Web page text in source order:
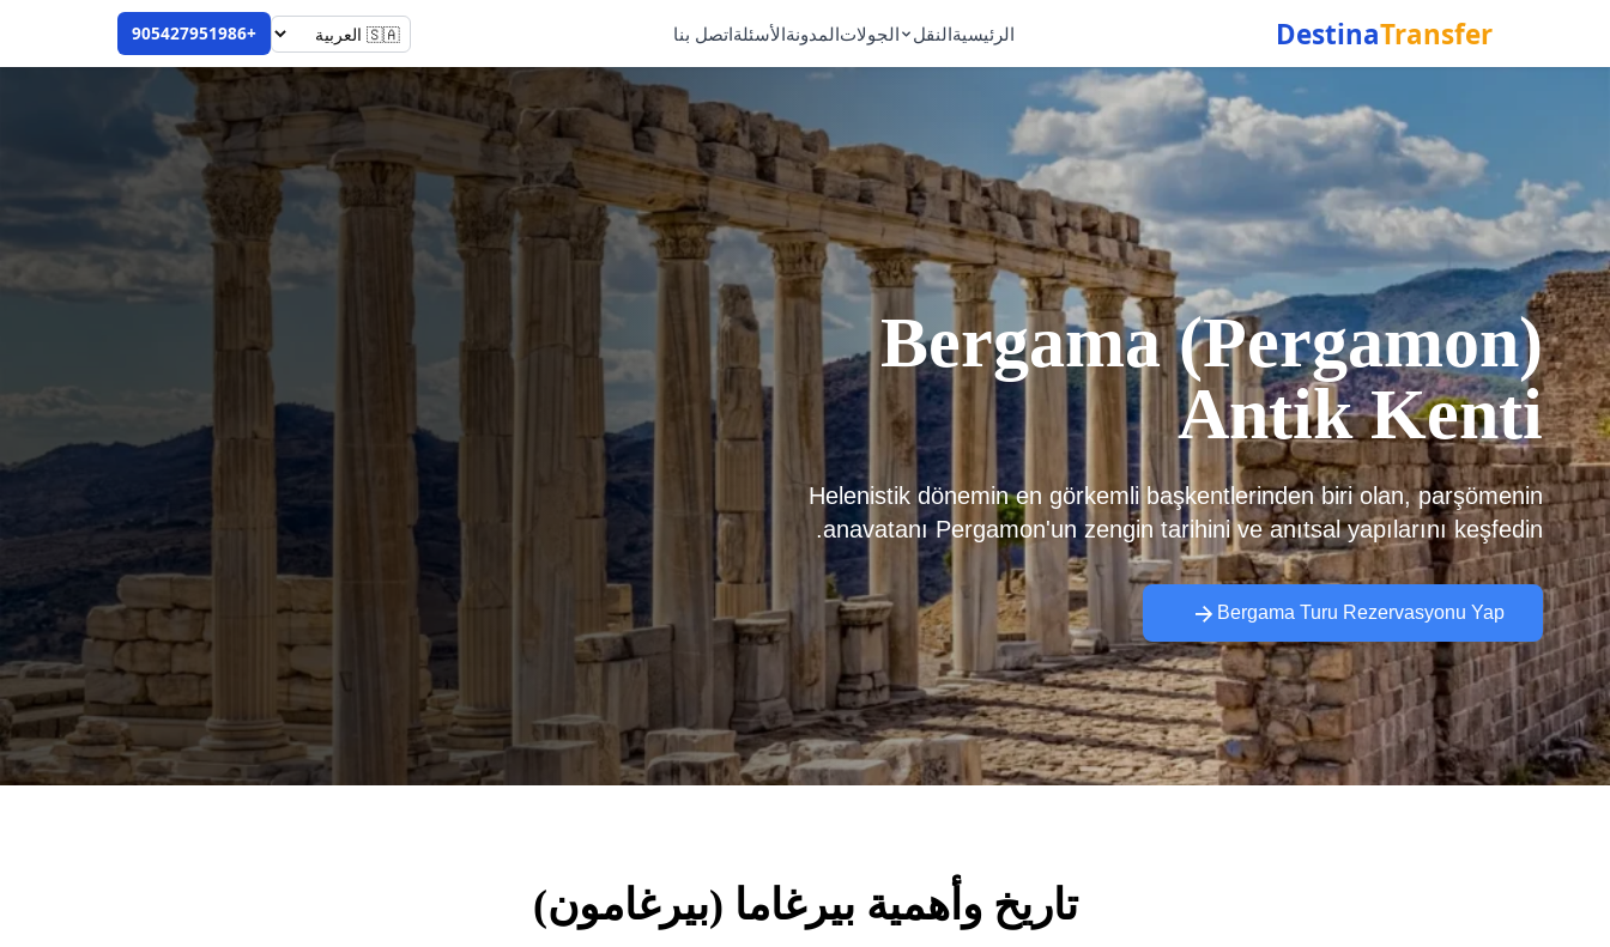
DestinaTransfer الرئيسيةالنقل الجولاتالمدونةالأسئلةاتصل بنا +905427951986
Bergama (Pergamon)
Antik Kenti
Helenistik dönemin en görkemli başkentlerinden biri olan, parşömenin
anavatanı Pergamon'un zengin tarihini ve anıtsal yapılarını keşfedin.
Bergama Turu Rezervasyonu Yap
تاريخ وأهمية بيرغاما (بيرغامون)